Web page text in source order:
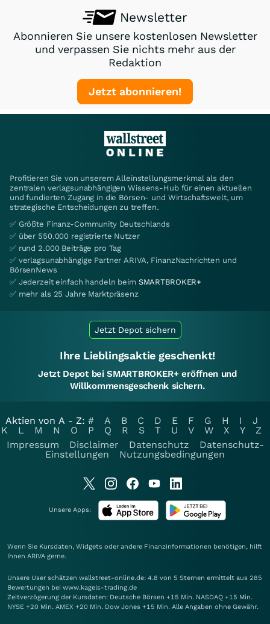
Newsletter
Abonnieren Sie unsere kostenlosen Newsletter
und verpassen Sie nichts mehr aus der
Redaktion
Jetzt abonnieren!
Profitieren Sie von unserem Alleinstellungsmerkmal als den
zentralen verlagsunabhängigen Wissens-Hub für einen aktuellen
und fundierten Zugang in die Börsen- und Wirtschaftswelt, um
strategische Entscheidungen zu treffen.
✅ Größte Finanz-Community Deutschlands
✅ über 550.000 registrierte Nutzer
✅ rund 2.000 Beiträge pro Tag
✅ verlagsunabhängige Partner ARIVA, FinanzNachrichten und
BörsenNews
✅ Jederzeit einfach handeln beim SMARTBROKER+
✅ mehr als 25 Jahre Marktpräsenz
Jetzt Depot sichern
Ihre Lieblingsaktie geschenkt!
Jetzt Depot bei SMARTBROKER+ eröffnen und
Willkommensgeschenk sichern.
Aktien von A - Z: # A B C D E F G H I
J
K
L M N O P Q R S T U V W X Y
Z
Impressum
Disclaimer Datenschutz
Datenschutz-
Einstellungen
Nutzungsbedingungen
Unsere Apps:
Wenn Sie Kursdaten, Widgets oder andere Finanzinformationen benötigen, hilft
Ihnen ARIVA gerne.
Unsere User schätzen wallstreet-online.de: 4.8 von 5 Sternen ermittelt aus 285
Bewertungen bei www.kagels-trading.de
Zeitverzögerung der Kursdaten: Deutsche Börsen +15 Min. NASDAQ +15 Min.
NYSE +20 Min. AMEX +20 Min. Dow Jones +15 Min. Alle Angaben ohne Gewähr.